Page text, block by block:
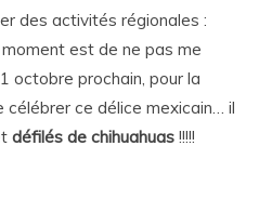
des activités régionales :
est de ne pas me
octobre prochain, pour la
célébrer ce délice mexicain… il
défilés de chihuahuas !!!!!